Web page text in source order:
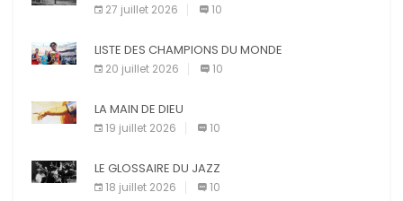
27 juillet 2026 10
LISTE DES CHAMPIONS DU MONDE
20 juillet 2026 10
LA MAIN DE DIEU
19 juillet 2026 10
LE GLOSSAIRE DU JAZZ
18 juillet 2026 10